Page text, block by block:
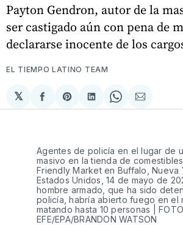
Payton Gendron, autor de la
ser castigado aún con pena de
declararse inocente de los
EL TIEMPO LATINO TEAM
𝕏
Compartir
en
Share
on
Compartir
en
Share
on
via
Agentes de policía en el lugar de
masivo en la tienda de
Friendly Market en Buffalo, Nueva
Estados Unidos, 14 de mayo de
hombre armado, que ha sido
policía, habría abierto fuego en el
matando hasta 10 personas |
EFE/EPA/BRANDON WATSON